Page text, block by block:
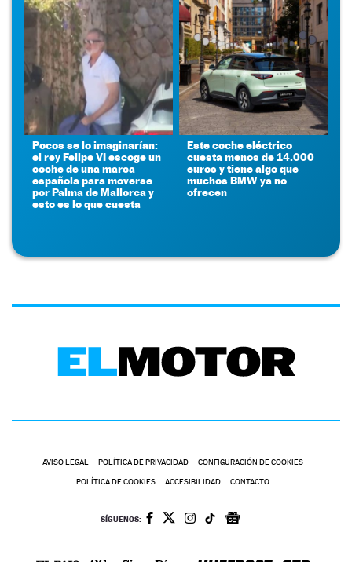
Pocos se lo imaginarían:
el rey Felipe VI escoge un
coche de una marca
española para moverse
por Palma de Mallorca y
esto es lo que cuesta
Este coche eléctrico
cuesta menos de 14.000
euros y tiene algo que
muchos BMW ya no
ofrecen
AVISO LEGAL POLÍTICA DE PRIVACIDAD CONFIGURACIÓN DE COOKIES
POLÍTICA DE COOKIES ACCESIBILIDAD CONTACTO
SÍGUENOS: